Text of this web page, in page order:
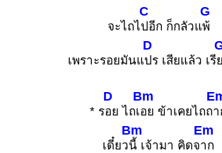
จะไถไ
C
ปอีก ก็กลัวแ
G
พ้
เพราะรอยมันแ
D
ปร เสียแล้ว เรี
* ร
D
อย ไถเ
Bm
อย ข้าเคยไถถ
เดี๋ยว
Bm
นี้ เจ้ามา คิดจ
Em
าก